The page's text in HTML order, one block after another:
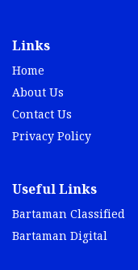
Links
Home
About Us
Contact Us
Privacy Policy
Useful Links
Bartaman Classified
Bartaman Digital